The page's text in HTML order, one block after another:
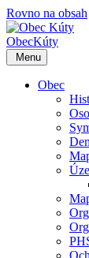
Rovno na obsah
ObecKúty
Menu
Obec